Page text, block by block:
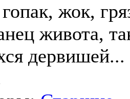
жок,
живота,
дервишей...